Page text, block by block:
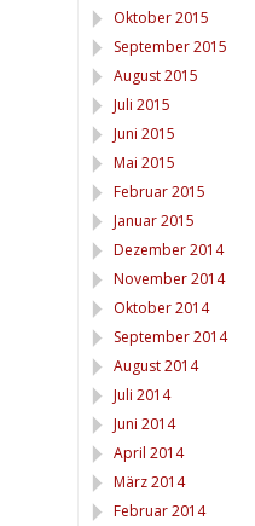
Oktober 2015
September 2015
August 2015
Juli 2015
Juni 2015
Mai 2015
Februar 2015
Januar 2015
Dezember 2014
November 2014
Oktober 2014
September 2014
August 2014
Juli 2014
Juni 2014
April 2014
März 2014
Februar 2014